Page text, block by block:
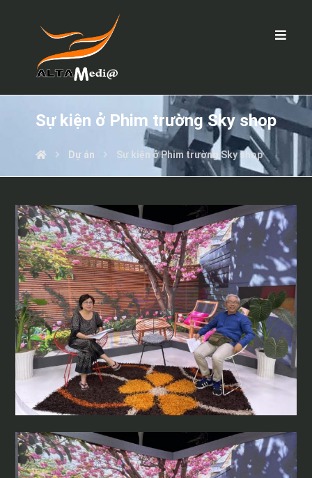
Sự kiện ở Phim trường Sky shop
Dự án Sự kiện ở Phim trường Sky shop